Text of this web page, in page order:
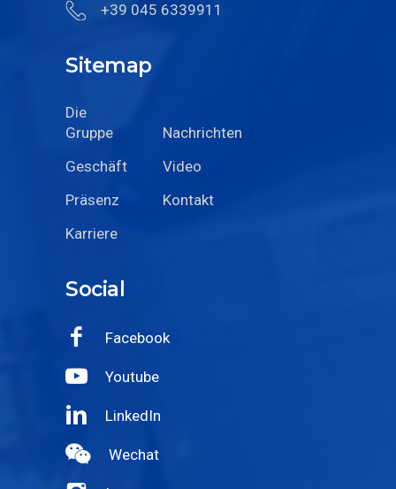
+39 045 6339911
Sitemap
Die
Gruppe
Nachrichten
Geschäft
Video
Präsenz
Kontakt
Karriere
Social
Facebook
Youtube
LinkedIn
Wechat